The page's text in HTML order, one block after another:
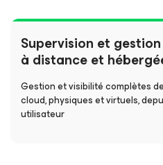
Supervision et
à distance et
Gestion et visibilité complètes
cloud, physiques et virtuels,
utilisateur